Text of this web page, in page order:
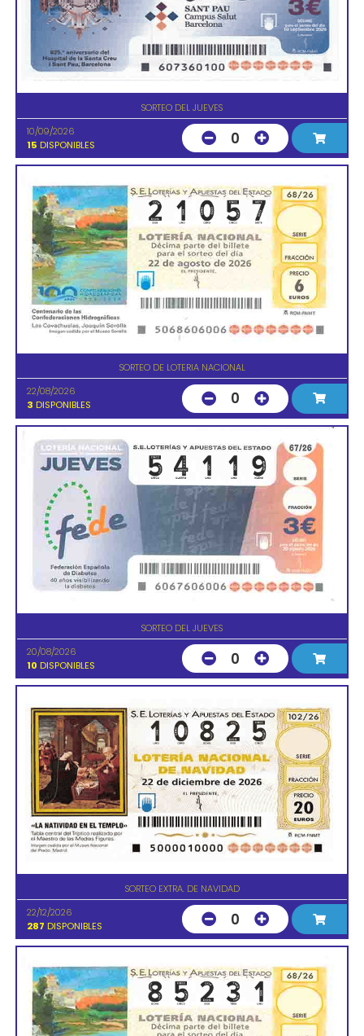
SORTEO DEL JUEVES
10/09/2026
15 DISPONIBLES 0
SORTEO DE LOTERIA NACIONAL
22/08/2026
3 DISPONIBLES 0
SORTEO DEL JUEVES
20/08/2026
10 DISPONIBLES 0
SORTEO EXTRA. DE NAVIDAD
22/12/2026
287 DISPONIBLES 0